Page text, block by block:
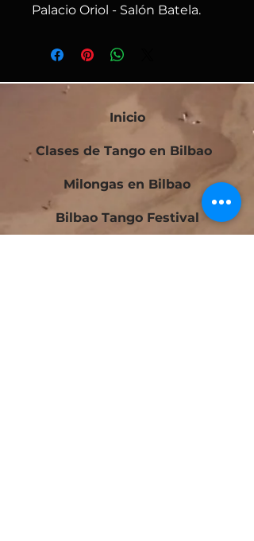
Palacio Oriol - Salón Batela.
Inicio
Clases de Tango en Bilbao
Milongas en Bilbao
Bilbao Tango Festival